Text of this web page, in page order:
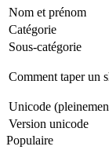
Nom et prénom
Catégorie
Sous-catégorie
Comment taper un
Unicode
Version unicode
Populaire